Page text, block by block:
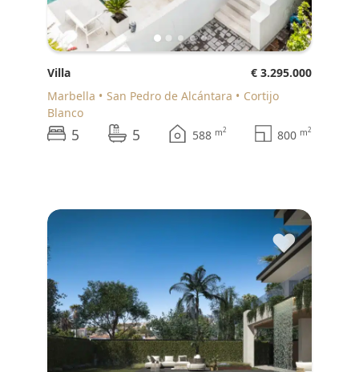
Villa
€ 3.295.000
Marbella
San Pedro de Alcántara
Cortijo
Blanco
5 5 588 m2 800 m2
♥